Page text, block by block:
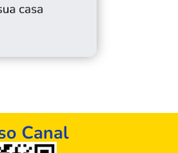
Canal